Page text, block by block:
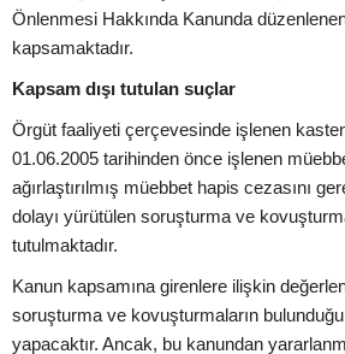
Önlenmesi Hakkında Kanunda
kapsamaktadır.
Kapsam dışı tutulan suçlar
Örgüt faaliyeti çerçevesinde işlenen
01.06.2005 tarihinden önce işlenen
ağırlaştırılmış müebbet hapis cezasını
dolayı yürütülen soruşturma ve
tutulmaktadır.
Kanun kapsamına girenlere ilişkin
soruşturma ve kovuşturmaların
yapacaktır. Ancak, bu kanundan